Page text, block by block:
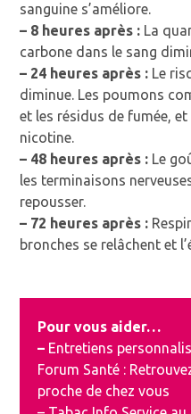
sanguine s’améliore.
– 8 heures après : La
carbone dans le sang
– 24 heures après : Le
diminue. Les poumons
et les résidus de fumée,
nicotine.
– 48 heures après : Le
les terminaisons
repousser.
– 72 heures après :
bronches se relâchent et
Pour vous aider…
– Entretiens
Forum Santé :
proche de chez vous